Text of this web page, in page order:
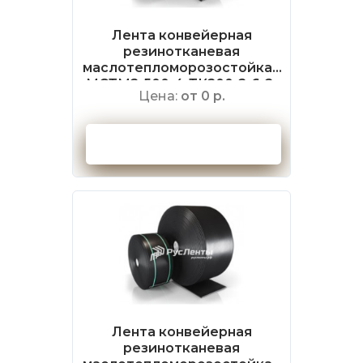
Лента конвейерная
резинотканевая
маслотепломорозостойкая
МСТМ2-500-4-ТК200-2-6-2-
НБ ГОСТ 20-2018
Цена: от 0 р.
Лента конвейерная
резинотканевая